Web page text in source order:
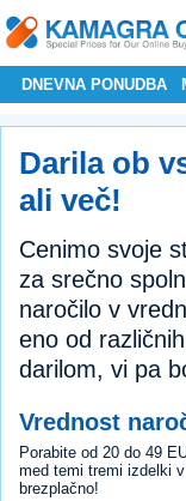
DNEVNA PONUDBA
Darila ob
ali več!
Cenimo svoje
za srečno
naročilo v
eno od
darilom, vi pa
Vrednost
Porabite od 20 do 49
med temi tremi izdelki
brezplačno!